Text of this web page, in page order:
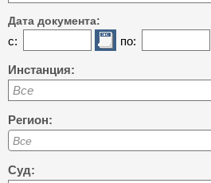
Дата документа:
с: по:
Инстанция:
Все
Регион:
Суд: